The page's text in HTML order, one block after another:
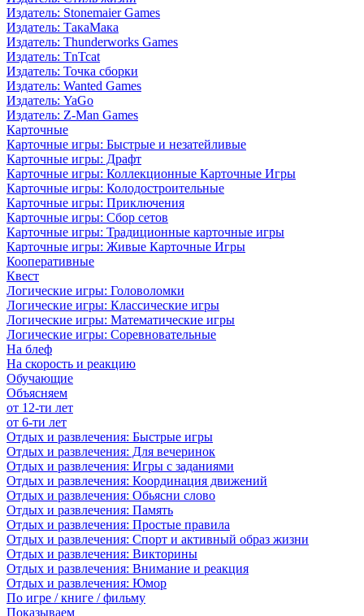
Издатель: Stonemaier Games
Издатель: ТакаМака
Издатель: Thunderworks Games
Издатель: TnTcat
Издатель: Точка сборки
Издатель: Wanted Games
Издатель: YaGo
Издатель: Z-Man Games
Карточные
Карточные игры: Быстрые и незатейливые
Карточные игры: Драфт
Карточные игры: Коллекционные Карточные Игры
Карточные игры: Колодостроительные
Карточные игры: Приключения
Карточные игры: Сбор сетов
Карточные игры: Традиционные карточные игры
Карточные игры: Живые Карточные Игры
Кооперативные
Квест
Логические игры: Головоломки
Логические игры: Классические игры
Логические игры: Математические игры
Логические игры: Соревновательные
На блеф
На скорость и реакцию
Обучающие
Объясняем
от 12-ти лет
от 6-ти лет
Отдых и развлечения: Быстрые игры
Отдых и развлечения: Для вечеринок
Отдых и развлечения: Игры с заданиями
Отдых и развлечения: Координация движений
Отдых и развлечения: Обьясни слово
Отдых и развлечения: Память
Отдых и развлечения: Простые правила
Отдых и развлечения: Спорт и активный образ жизни
Отдых и развлечения: Викторины
Отдых и развлечения: Внимание и реакция
Отдых и развлечения: Юмор
По игре / книге / фильму
Показываем